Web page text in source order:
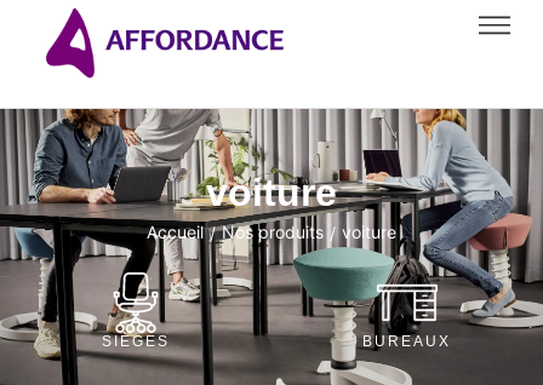
voiture
Accueil / Nos produits / voiture
SIÈGES BUREAUX